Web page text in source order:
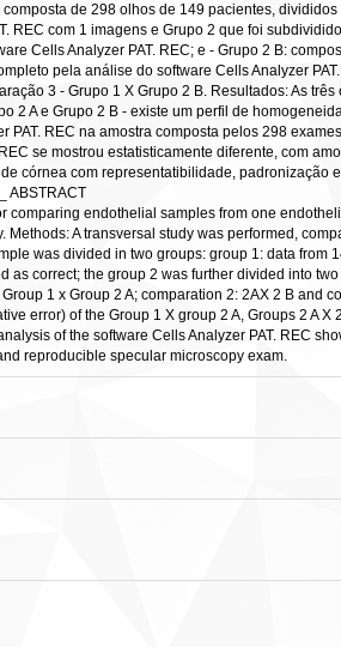
de 298 olhos de 149 pacientes,
com 1 imagens e Grupo 2 que foi
Cells Analyzer PAT. REC; e - Grupo 2 B:
pela análise do software Cells Analyzer
3 - Grupo 1 X Grupo 2 B. Resultados: As
2 A e Grupo 2 B - existe um perfil de
REC na amostra composta pelos 298
se mostrou estatisticamente diferente, com
córnea com representatibilidade, padronização
ABSTRACT
endothelial samples from one
A transversal study was performed,
was divided in two groups: group 1: data from
correct; the group 2 was further divided into
1 x Group 2 A; comparation 2: 2AX 2 B and
error) of the Group 1 X group 2 A, Groups 2 A X
of the software Cells Analyzer PAT. REC
reproducible specular microscopy exam.